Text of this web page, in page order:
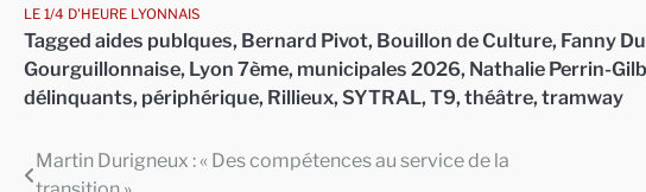
LE 1/4 D'HEURE LYONNAIS
Tagged aides publques, Bernard Pivot, Bouillon de Culture, Fanny
Gourguillonnaise, Lyon 7ème, municipales 2026, Nathalie Perrin-
délinquants, périphérique, Rillieux, SYTRAL, T9, théâtre, tramway
Navigation
Martin Durigneux : « Des compétences au service de la